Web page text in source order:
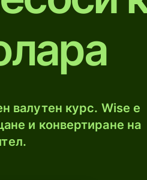
валутен курс. Wise е
и конвертиране на